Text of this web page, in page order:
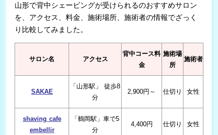
山形で背中シェービングが受けられるのおすすめサロン
を、アクセス、料金、施術場所、施術者の情報でざっく
り比較してみました。
サロン名 アクセス
背中コース料
金
施術場
所
施術者
SAKAE
「山形駅」 徒歩8
分
2,900円～ 仕切り 女性
shaving cafe
embellir
「鶴岡駅」車で5
分
4,400円 仕切り 女性